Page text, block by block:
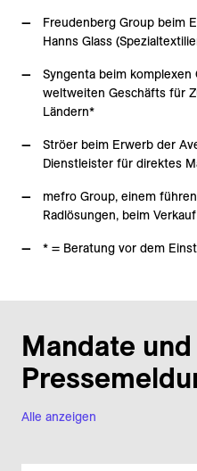
Freudenberg Group beim
Hanns Glass
Syngenta beim
weltweiten Geschäfts für
Ländern*
Ströer beim Erwerb der
Dienstleister für direktes
mefro Group, einem
Radlösungen, beim
* = Beratung vor dem
Alle anzeigen
Mandate und